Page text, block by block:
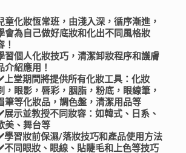
童化妝恆常班，由淺入深，循序漸進，
會為自己做好底妝和化出不同風格妝
！
習個人化妝技巧，清潔卸妝程序和護膚
介紹應用！
堂期間將提供所有化妝工具：化妝
，眼影，唇彩，胭脂，粉底，眼線筆，
筆等化妝品，調色盤，清潔用品等
示並教授不同妝容：如韓式、日系、
美、舞台等
習妝前保濕/落妝技巧和產品使用方法
同眼妝、眼線、貼睫毛和上色等技巧